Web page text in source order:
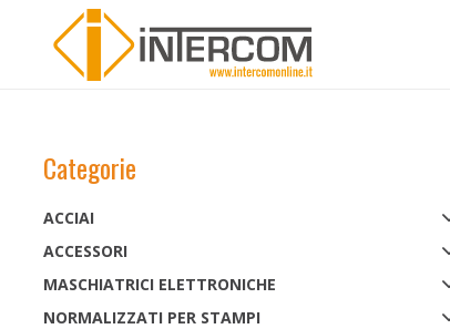
Categorie
ACCIAI
ACCESSORI
MASCHIATRICI ELETTRONICHE
NORMALIZZATI PER STAMPI